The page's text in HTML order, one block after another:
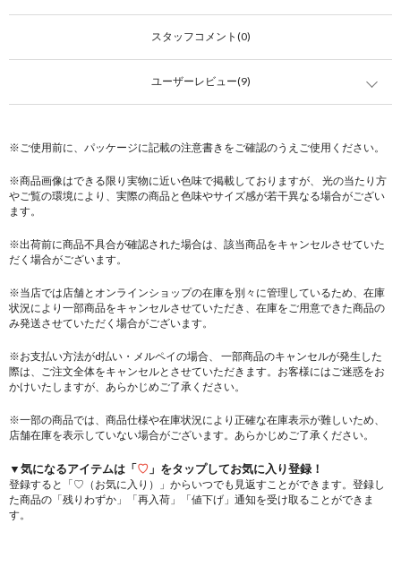
スタッフコメント(0)
ユーザーレビュー(9)
※ご使用前に、パッケージに記載の注意書きをご確認のうえご使用ください。
※商品画像はできる限り実物に近い色味で掲載しておりますが、 光の当たり方
やご覧の環境により、実際の商品と色味やサイズ感が若干異なる場合がござい
ます。
※出荷前に商品不具合が確認された場合は、該当商品をキャンセルさせていた
だく場合がございます。
※当店では店舗とオンラインショップの在庫を別々に管理しているため、在庫
状況により一部商品をキャンセルさせていただき、在庫をご用意できた商品の
み発送させていただく場合がございます。
※お支払い方法がd払い・メルペイの場合、 一部商品のキャンセルが発生した
際は、ご注文全体をキャンセルとさせていただきます。お客様にはご迷惑をお
かけいたしますが、あらかじめご了承ください。
※一部の商品では、商品仕様や在庫状況により正確な在庫表示が難しいため、
店舗在庫を表示していない場合がございます。あらかじめご了承ください。
▼気になるアイテムは「♡ 」をタップしてお気に入り登録！
登録すると「♡（お気に入り）」からいつでも見返すことができます。登録し
た商品の「残りわずか」「再入荷」「値下げ」通知を受け取ることができま
す。